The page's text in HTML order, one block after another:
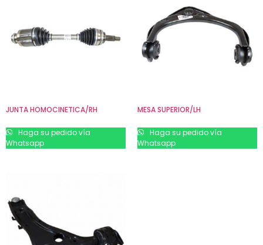
JUNTA HOMOCINETICA/RH
Haga su pedido vía
Whatsapp
MESA SUPERIOR/LH
Haga su pedido vía
Whatsapp